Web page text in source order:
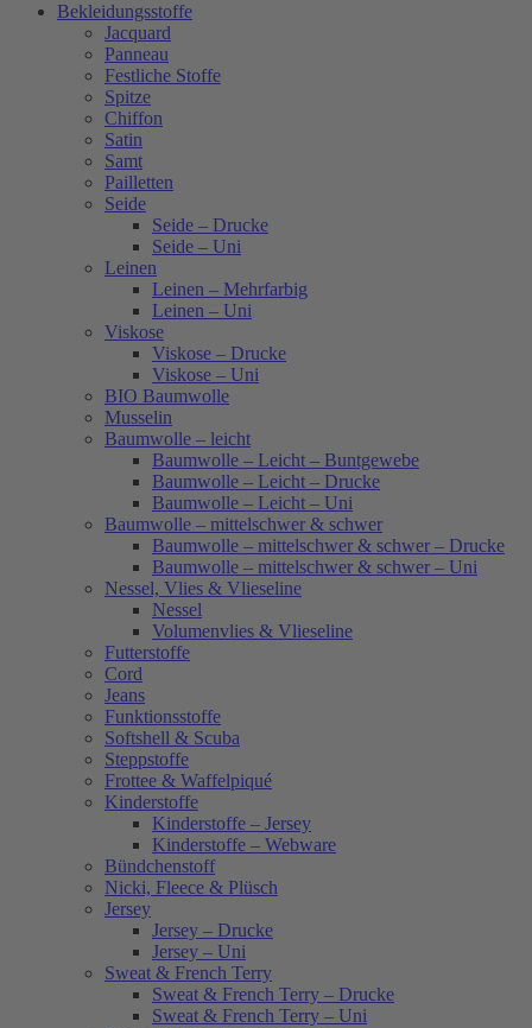
Bekleidungsstoffe
Jacquard
Panneau
Festliche Stoffe
Spitze
Chiffon
Satin
Samt
Pailletten
Seide
Seide – Drucke
Seide – Uni
Leinen
Leinen – Mehrfarbig
Leinen – Uni
Viskose
Viskose – Drucke
Viskose – Uni
BIO Baumwolle
Musselin
Baumwolle – leicht
Baumwolle – Leicht – Buntgewebe
Baumwolle – Leicht – Drucke
Baumwolle – Leicht – Uni
Baumwolle – mittelschwer & schwer
Baumwolle – mittelschwer & schwer – Drucke
Baumwolle – mittelschwer & schwer – Uni
Nessel, Vlies & Vlieseline
Nessel
Volumenvlies & Vlieseline
Futterstoffe
Cord
Jeans
Funktionsstoffe
Softshell & Scuba
Steppstoffe
Frottee & Waffelpiqué
Kinderstoffe
Kinderstoffe – Jersey
Kinderstoffe – Webware
Bündchenstoff
Nicki, Fleece & Plüsch
Jersey
Jersey – Drucke
Jersey – Uni
Sweat & French Terry
Sweat & French Terry – Drucke
Sweat & French Terry – Uni